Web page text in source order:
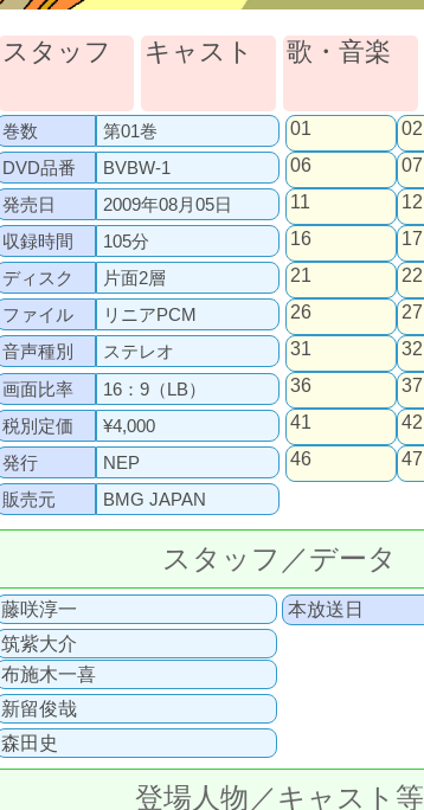
スタッフ キャスト 歌・音楽
巻数
第01巻
DVD品番
BVBW-1
発売日
2009年08月05日
収録時間
105分
ディスク
片面2層
ファイル
リニアPCM
音声種別
ステレオ
画面比率
16：9（LB）
税別定価
¥4,000
発行
NEP
販売元
BMG JAPAN
01 02
06
07
11
12
16
17
21
22
26
27
31
32
36
37
41
42
46
47
スタッフ／データ
藤咲淳一
筑紫大介
布施木一喜
新留俊哉
森田史
本放送日
登場人物／キャスト等